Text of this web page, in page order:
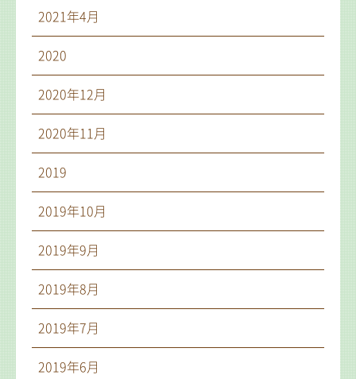
2021年4月
2020
2020年12月
2020年11月
2019
2019年10月
2019年9月
2019年8月
2019年7月
2019年6月